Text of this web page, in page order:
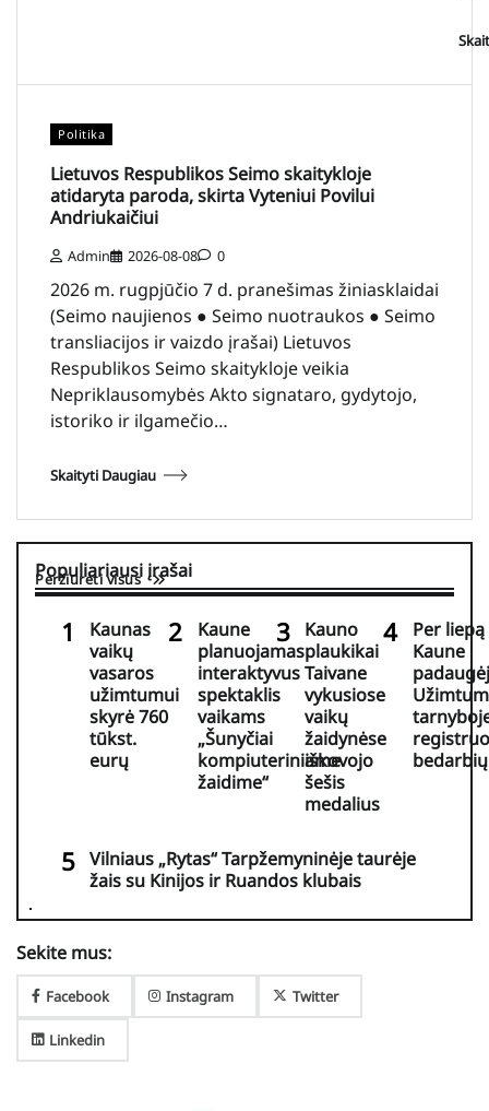
Politika
Lietuvos Respublikos Seimo skaitykloje
atidaryta paroda, skirta Vyteniui Povilui
Andriukaičiui
Admin 2026-08-08 0
2026 m. rugpjūčio 7 d. pranešimas žiniasklaidai
(Seimo naujienos ● Seimo nuotraukos ● Seimo
transliacijos ir vaizdo įrašai) Lietuvos
Respublikos Seimo skaitykloje veikia
Nepriklausomybės Akto signataro, gydytojo,
istoriko ir ilgamečio…
Skaityti Daugiau
Populiariausi įrašai
Peržiūrėti visus
Kaunas
vaikų
vasaros
užimtumui
skyrė 760
tūkst.
eurų
Kaune
planuojamas
interaktyvus
spektaklis
vaikams
„Šunyčiai
kompiuteriniame
žaidime“
Kauno
plaukikai
Taivane
vykusiose
vaikų
žaidynėse
iškovojo
šešis
medalius
Per liepą
Kaune
bedarbių
Vilniaus „Rytas“ Tarpžemyninėje taurėje
žais su Kinijos ir Ruandos klubais
Sekite mus:
Facebook Instagram Twitter
Linkedin